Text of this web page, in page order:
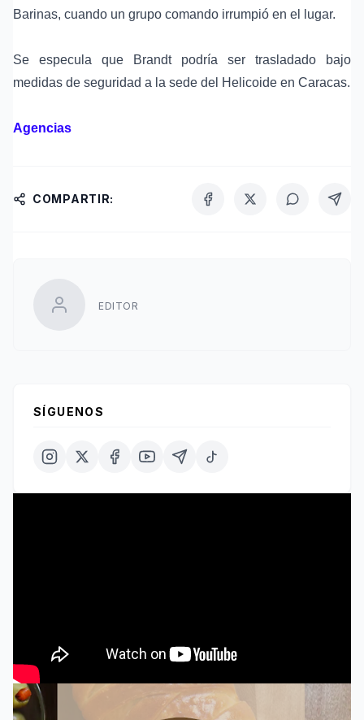
Barinas, cuando un grupo comando irrumpió en el lugar.
Se especula que Brandt podría ser trasladado bajo
medidas de seguridad a la sede del Helicoide en Caracas.
Agencias
COMPARTIR:
EDITOR
SÍGUENOS